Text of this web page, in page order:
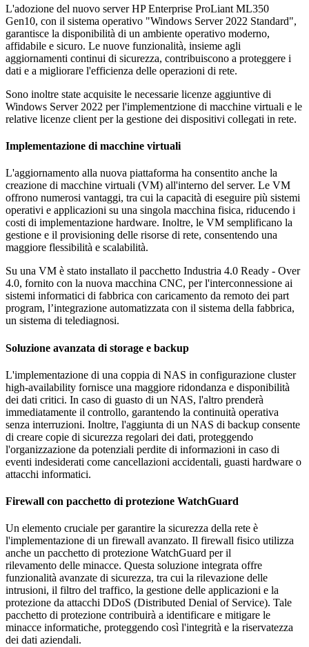
L'adozione del nuovo server HP Enterprise ProLiant ML350
Gen10, con il sistema operativo "Windows Server 2022 Standard",
garantisce la disponibilità di un ambiente operativo moderno,
affidabile e sicuro. Le nuove funzionalità, insieme agli
aggiornamenti continui di sicurezza, contribuiscono a proteggere i
dati e a migliorare l'efficienza delle operazioni di rete.
Sono inoltre state acquisite le necessarie licenze aggiuntive di
Windows Server 2022 per l'implementzione di macchine virtuali e le
relative licenze client per la gestione dei dispositivi collegati in rete.
Implementazione di macchine virtuali
L'aggiornamento alla nuova piattaforma ha consentito anche la
creazione di macchine virtuali (VM) all'interno del server. Le VM
offrono numerosi vantaggi, tra cui la capacità di eseguire più sistemi
operativi e applicazioni su una singola macchina fisica, riducendo i
costi di implementazione hardware. Inoltre, le VM semplificano la
gestione e il provisioning delle risorse di rete, consentendo una
maggiore flessibilità e scalabilità.
Su una VM è stato installato il pacchetto Industria 4.0 Ready - Over
4.0, fornito con la nuova macchina CNC, per l'interconnessione ai
sistemi informatici di fabbrica con caricamento da remoto dei part
program, l’integrazione automatizzata con il sistema della fabbrica,
un sistema di telediagnosi.
Soluzione avanzata di storage e backup
L'implementazione di una coppia di NAS in configurazione cluster
high-availability fornisce una maggiore ridondanza e disponibilità
dei dati critici. In caso di guasto di un NAS, l'altro prenderà
immediatamente il controllo, garantendo la continuità operativa
senza interruzioni. Inoltre, l'aggiunta di un NAS di backup consente
di creare copie di sicurezza regolari dei dati, proteggendo
l'organizzazione da potenziali perdite di informazioni in caso di
eventi indesiderati come cancellazioni accidentali, guasti hardware o
attacchi informatici.
Firewall con pacchetto di protezione WatchGuard
Un elemento cruciale per garantire la sicurezza della rete è
l'implementazione di un firewall avanzato. Il firewall fisico utilizza
anche un pacchetto di protezione WatchGuard per il
rilevamento delle minacce. Questa soluzione integrata offre
funzionalità avanzate di sicurezza, tra cui la rilevazione delle
intrusioni, il filtro del traffico, la gestione delle applicazioni e la
protezione da attacchi DDoS (Distributed Denial of Service). Tale
pacchetto di protezione contribuirà a identificare e mitigare le
minacce informatiche, proteggendo così l'integrità e la riservatezza
dei dati aziendali.